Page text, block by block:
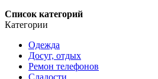
Список категорий
Категории
Одежда
Досуг, отдых
Ремон телефонов
Сладости